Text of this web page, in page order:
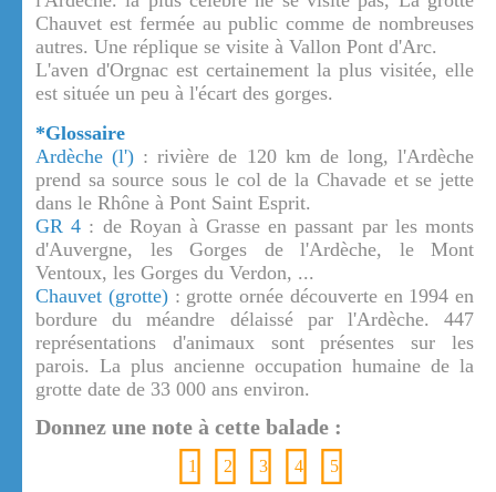
Chauvet est fermée au public comme de nombreuses
autres. Une réplique se visite à Vallon Pont d'Arc.
L'aven d'Orgnac est certainement la plus visitée, elle
est située un peu à l'écart des gorges.
*Glossaire
Ardèche (l') : rivière de 120 km de long, l'Ardèche
prend sa source sous le col de la Chavade et se jette
dans le Rhône à Pont Saint Esprit.
GR 4 : de Royan à Grasse en passant par les monts
d'Auvergne, les Gorges de l'Ardèche, le Mont
Ventoux, les Gorges du Verdon, ...
Chauvet (grotte): grotte ornée découverte en 1994 en
bordure du méandre délaissé par l'Ardèche. 447
représentations d'animaux sont présentes sur les
parois. La plus ancienne occupation humaine de la
grotte date de 33 000 ans environ.
Donnez une note à cette balade :
1 2 3 4 5